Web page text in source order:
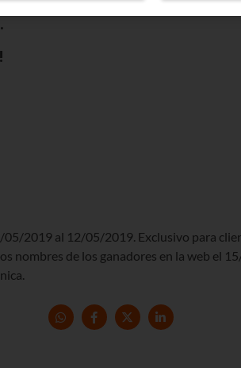
05/2019 al 12/05/2019. Exclusivo para
nombres de los ganadores en la web el